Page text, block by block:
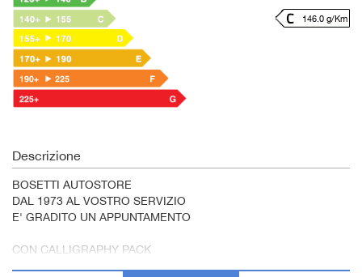
146.0 g/Km
Descrizione
BOSETTI AUTOSTORE
DAL 1973 AL VOSTRO SERVIZIO
E' GRADITO UN APPUNTAMENTO
CON CALLIGRAPHY PACK